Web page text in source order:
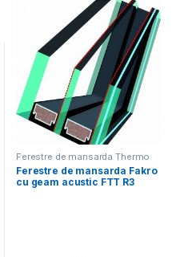
Ferestre de mansarda Thermo
Ferestre de mansarda Fakro
cu geam acustic FTT R3